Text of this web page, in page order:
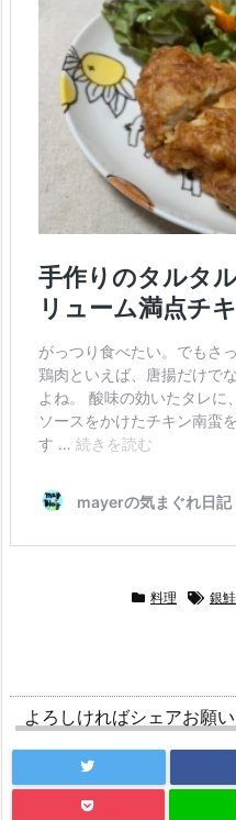
料理 銀
よろしければシェアお願